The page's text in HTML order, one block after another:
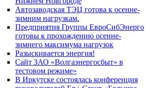
Автозаводская ТЭЦ готова к осенне-
зимним нагрузкам.
Предприятия Группы ЕвроСибЭнерго
готовы к прохождению осенне-
зимнего максимума нагрузок
Разыскивается энергия!
Сайт ЗАО «Волгаэнергосбыт» в
тестовом режиме»
В Иркутске состоялась конференция